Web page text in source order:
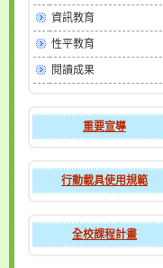
資訊教育
性平教育
閱讀成果
重要宣導
行動載具使用規範
全校課程計畫